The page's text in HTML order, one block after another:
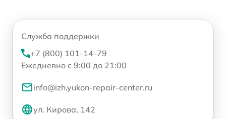
Служба поддержки
+7 (800) 101-14-79
Ежедневно с 9:00 до 21:00
info@izh.yukon-repair-center.ru
ул. Кирова, 142